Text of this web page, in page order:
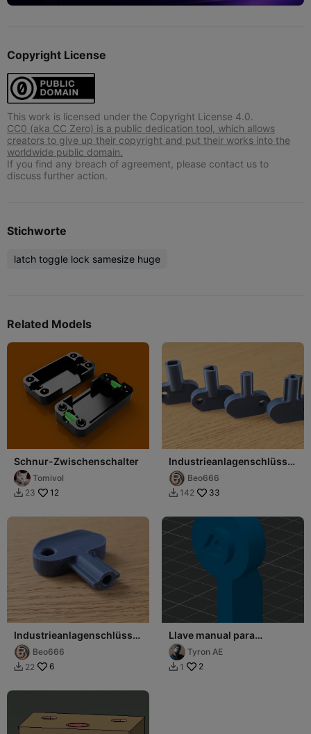
Copyright License
This work is licensed under the Copyright License 4.0.
CC0 (aka CC Zero) is a public dedication tool, which allows
creators to give up their copyright and put their works into the
worldwide public domain.
If you find any breach of agreement, please contact us to
discuss further action.
Stichworte
latch toggle lock samesize huge
Related Models
Schnur-Zwischenschalter
Tomivol
 23 12
Industrieanlagenschlüssel
Vierkant Schaltschrank
Beo666
 142 33
Industrieanlagenschlüssel
Rund Schaltschrank 3
Beo666
 22 6
Llave manual para
Schmersal
Tyron AE
 1 2